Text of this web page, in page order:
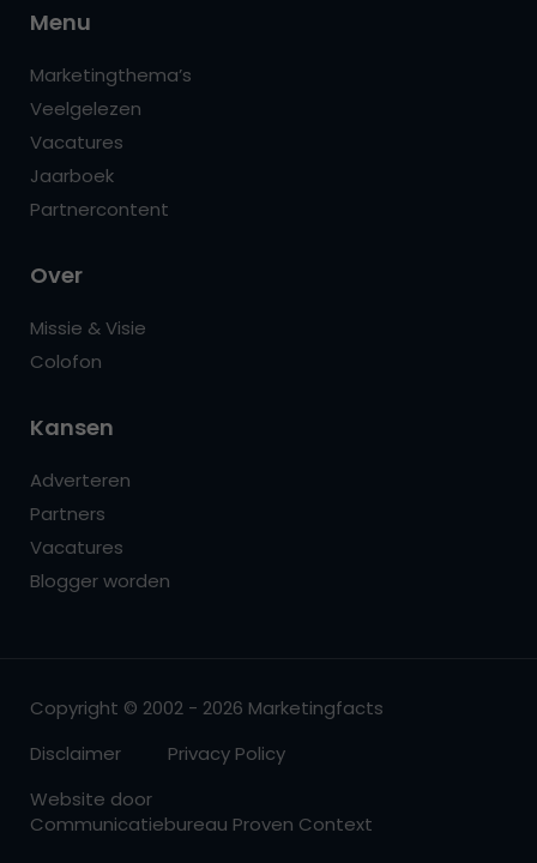
Menu
Marketingthema’s
Veelgelezen
Vacatures
Jaarboek
Partnercontent
Over
Missie & Visie
Colofon
Kansen
Adverteren
Partners
Vacatures
Blogger worden
Copyright © 2002 - 2026 Marketingfacts
Disclaimer
Privacy Policy
Website door
Communicatiebureau Proven Context